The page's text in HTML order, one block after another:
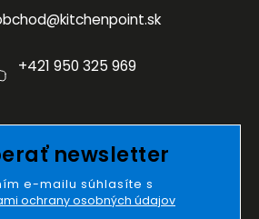
@kitchenpoint.sk
+421 950 325 969
newsletter
e-mailu súhlasíte s
ochrany osobných údajov